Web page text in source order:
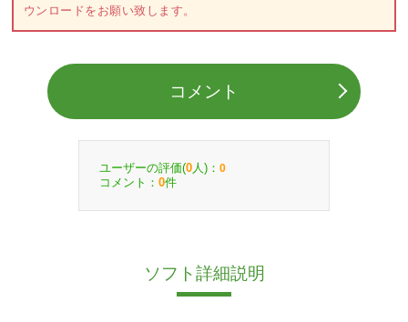
ウンロードをお願い致します。
コメント
ユーザーの評価(0 人)： 0
コメント： 0件
ソフト詳細説明